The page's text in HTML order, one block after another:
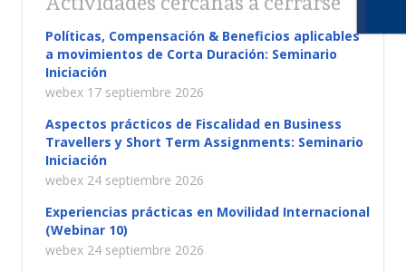
Políticas, Compensación & Beneficios aplicables
a movimientos de Corta Duración: Seminario
Iniciación
webex 17 septiembre 2026
Aspectos prácticos de Fiscalidad en Business
Travellers y Short Term Assignments: Seminario
Iniciación
webex 24 septiembre 2026
Experiencias prácticas en Movilidad Internacional
(Webinar 10)
webex 24 septiembre 2026